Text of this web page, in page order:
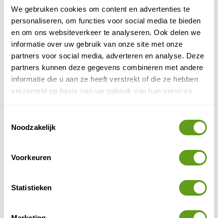
We gebruiken cookies om content en advertenties te
personaliseren, om functies voor social media te bieden
en om ons websiteverkeer te analyseren. Ook delen we
informatie over uw gebruik van onze site met onze
partners voor social media, adverteren en analyse. Deze
partners kunnen deze gegevens combineren met andere
informatie die u aan ze heeft verstrekt of die ze hebben
verzameld op basis van uw gebruik van hun services.
Noodzakelijk
Voorkeuren
Statistieken
Bookatrekking - Madeira Trail
over Madeira, met een digitale reisgids. Je slaapt
in hotels, herbergen en pensions.
BEKIJK
Bookatrekking - Wandelreizen Hoge Tatra